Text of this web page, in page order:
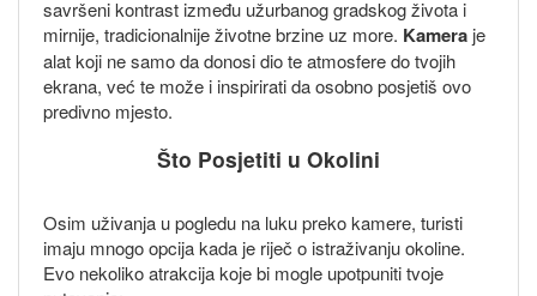
savršeni kontrast između užurbanog gradskog života i
mirnije, tradicionalnije životne brzine uz more. Kamera je
alat koji ne samo da donosi dio te atmosfere do tvojih
ekrana, već te može i inspirirati da osobno posjetiš ovo
predivno mjesto.
Što Posjetiti u Okolini
Osim uživanja u pogledu na luku preko kamere, turisti
imaju mnogo opcija kada je riječ o istraživanju okoline.
Evo nekoliko atrakcija koje bi mogle upotpuniti tvoje